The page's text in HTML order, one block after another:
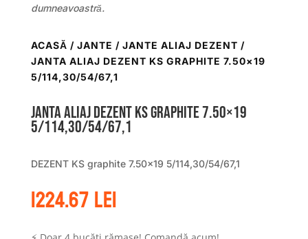
dumneavoastră.
ACASĂ / JANTE / JANTE ALIAJ DEZENT /
JANTA ALIAJ DEZENT KS GRAPHITE 7.50×19
5/114,30/54/67,1
Janta aliaj DEZENT KS graphite 7.50×19
5/114,30/54/67,1
DEZENT KS graphite 7.50×19 5/114,30/54/67,1
1224.67lei